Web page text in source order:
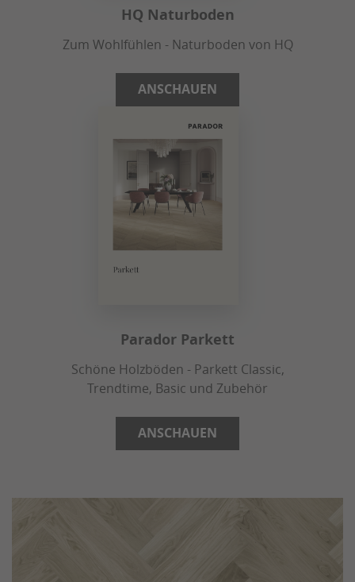
HQ Naturboden
Zum Wohlfühlen - Naturboden von HQ
ANSCHAUEN
Parador Parkett
Schöne Holzböden - Parkett Classic,
Trendtime, Basic und Zubehör
ANSCHAUEN